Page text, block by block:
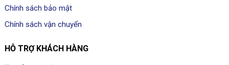
Chính sách bảo mật
Chính sách vận chuyển
HỖ TRỢ KHÁCH HÀNG